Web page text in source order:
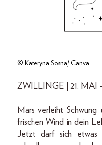
© Kateryna Sosna/ Canva
ZWILLINGE | 21. MAI –
Mars verleiht Schwung
frischen Wind in dein
Jetzt darf sich etwas